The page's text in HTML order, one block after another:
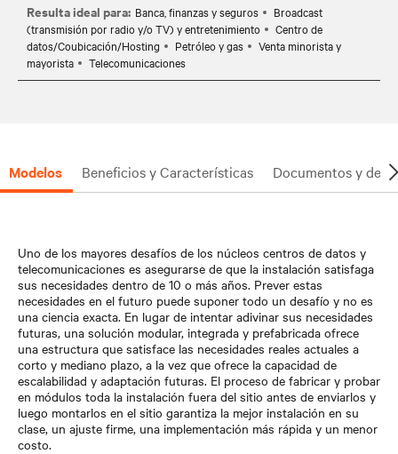
Resulta ideal para: Banca, finanzas y seguros
Broadcast
(transmisión por radio y/o TV) y entretenimiento
Centro de
datos/Coubicación/Hosting
Petróleo y gas
Venta minorista y
mayorista
Telecomunicaciones
Modelos Beneficios y Características Documentos y
Uno de los mayores desafíos de los núcleos centros de datos y
telecomunicaciones es asegurarse de que la instalación satisfaga
sus necesidades dentro de 10 o más años. Prever estas
necesidades en el futuro puede suponer todo un desafío y no es
una ciencia exacta. En lugar de intentar adivinar sus necesidades
futuras, una solución modular, integrada y prefabricada ofrece
una estructura que satisface las necesidades reales actuales a
corto y mediano plazo, a la vez que ofrece la capacidad de
escalabilidad y adaptación futuras. El proceso de fabricar y probar
en módulos toda la instalación fuera del sitio antes de enviarlos y
luego montarlos en el sitio garantiza la mejor instalación en su
clase, un ajuste firme, una implementación más rápida y un menor
costo.